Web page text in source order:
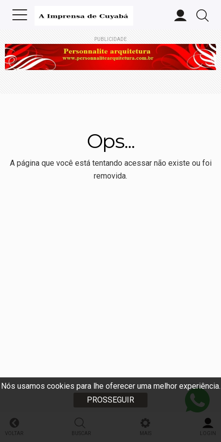
Nós usamos cookies para lhe oferecer uma melhor experiência.
PROSSEGUIR
PUBLICIDADE
Ops...
A página que você está tentando acessar não existe ou foi
removida.
VOLTAR BUSCAR MAIS LOGIN